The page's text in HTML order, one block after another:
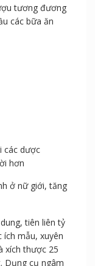
tương đương
các bữa ăn
liệu khác
ở nữ giới, tăng